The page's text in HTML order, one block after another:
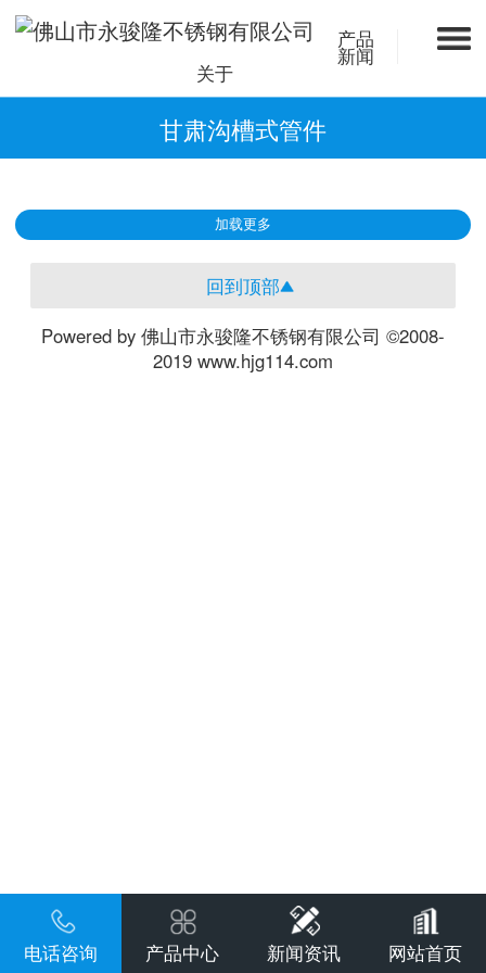
产品
新闻
关于
甘肃沟槽式管件
加载更多
回到顶部
Powered by 佛山市永骏隆不锈钢有限公司 ©2008-
2019 www.hjg114.com
电话咨询 产品中心 新闻资讯 网站首页